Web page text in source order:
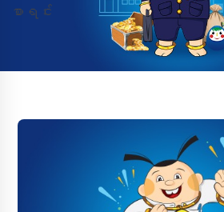
စာရင်း